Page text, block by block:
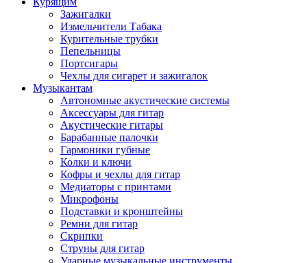
Зажигалки
Измельчители Табака
Курительные трубки
Пепельницы
Портсигары
Чехлы для сигарет и зажигалок
Музыкантам
Автономные акустические системы
Аксессуары для гитар
Акустические гитары
Барабанные палочки
Гармоники губные
Колки и ключи
Кофры и чехлы для гитар
Медиаторы с принтами
Микрофоны
Подставки и кронштейны
Ремни для гитар
Скрипки
Струны для гитар
Ударные музыкальные инструменты